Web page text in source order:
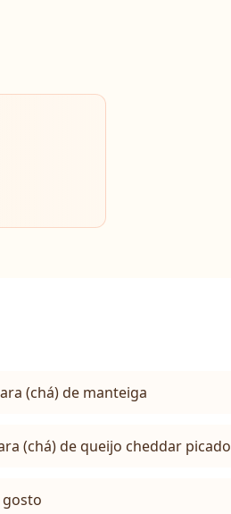
(chá) de manteiga
(chá) de queijo cheddar picado
gosto